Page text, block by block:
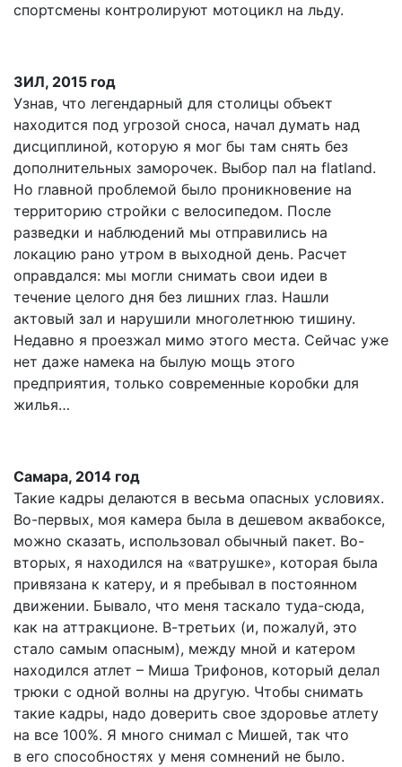
спортсмены контролируют мотоцикл на льду.
ЗИЛ, 2015 год
Узнав, что легендарный для столицы объект
находится под угрозой сноса, начал думать над
дисциплиной, которую я мог бы там снять без
дополнительных заморочек. Выбор пал на flatland.
Но главной проблемой было проникновение на
территорию стройки с велосипедом. После
разведки и наблюдений мы отправились на
локацию рано утром в выходной день. Расчет
оправдался: мы могли снимать свои идеи в
течение целого дня без лишних глаз. Нашли
актовый зал и нарушили многолетнюю тишину.
Недавно я проезжал мимо этого места. Сейчас уже
нет даже намека на былую мощь этого
предприятия, только современные коробки для
жилья…
Самара, 2014 год
Такие кадры делаются в весьма опасных условиях.
Во-первых, моя камера была в дешевом аквабоксе,
можно сказать, использовал обычный пакет. Во-
вторых, я находился на «ватрушке», которая была
привязана к катеру, и я пребывал в постоянном
движении. Бывало, что меня таскало туда-сюда,
как на аттракционе. В-третьих (и, пожалуй, это
стало самым опасным), между мной и катером
находился атлет – Миша Трифонов, который делал
трюки с одной волны на другую. Чтобы снимать
такие кадры, надо доверить свое здоровье атлету
на все 100%. Я много снимал с Мишей, так что
в его способностях у меня сомнений не было.